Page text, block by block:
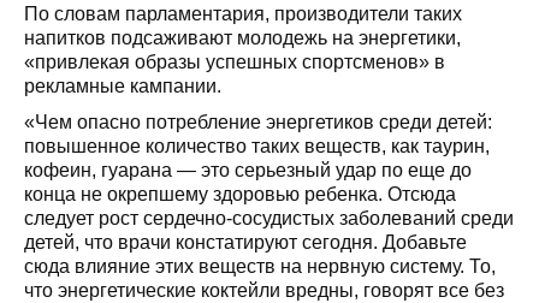
По словам парламентария, производители таких
напитков подсаживают молодежь на энергетики,
«привлекая образы успешных спортсменов» в
рекламные кампании.
«Чем опасно потребление энергетиков среди детей:
повышенное количество таких веществ, как таурин,
кофеин, гуарана — это серьезный удар по еще до
конца не окрепшему здоровью ребенка. Отсюда
следует рост сердечно-сосудистых заболеваний среди
детей, что врачи констатируют сегодня. Добавьте
сюда влияние этих веществ на нервную систему. То,
что энергетические коктейли вредны, говорят все без